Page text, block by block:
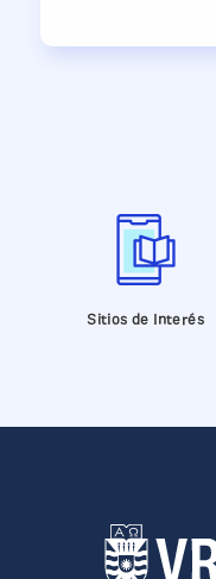
Sitios de Interés